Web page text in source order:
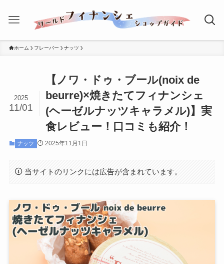
ホーム フレーバー ナッツ
【ノワ・ドゥ・ブール(noix de
beurre)×焼きたてフィナンシェ
(ヘーゼルナッツキャラメル)】実
食レビュー！口コミも紹介！
2025
11/01
ナッツ 2025年11月1日
当サイトのリンクには広告が含まれています。